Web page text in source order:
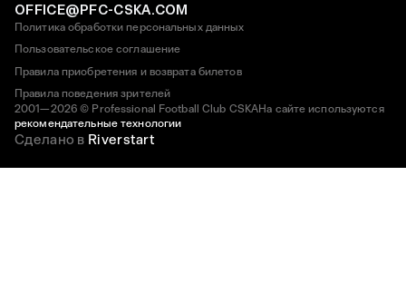
2001—2026 © Professional Football Club CSKAНа сайте используются
рекомендательные технологии
OFFICE@PFC-CSKA.COM
Политика обработки персональных данных
Пользовательское соглашение
Правила приобретения и возврата билетов
Правила поведения зрителей
Сделано в Riverstart